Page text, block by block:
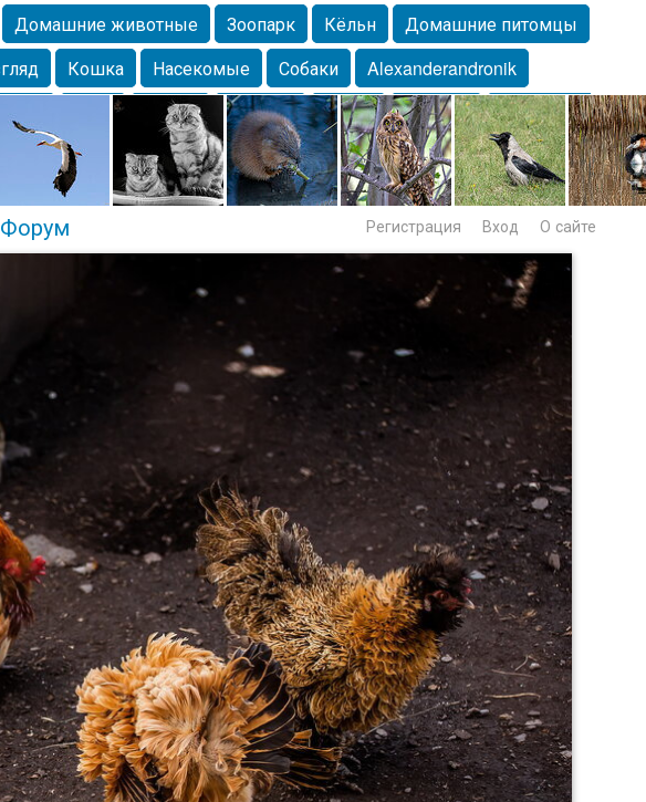
Домашние животные Зоопарк Кёльн
Домашние питомцы
Кошка Насекомые Собаки
Alexanderandronik
Морда Собачка Осень Портрет
Домашние
Коты Lebert Дикие птицы Утка Самара
Лебеди
Форум Регистрация Вход О сайте